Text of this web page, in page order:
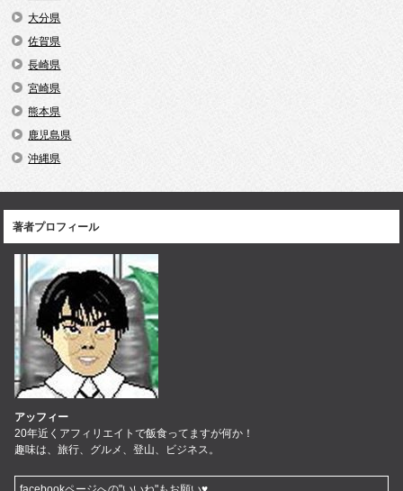
大分県
佐賀県
長崎県
宮崎県
熊本県
鹿児島県
沖縄県
著者プロフィール
アッフィー
20年近くアフィリエイトで飯食ってますが何か！
趣味は、旅行、グルメ、登山、ビジネス。